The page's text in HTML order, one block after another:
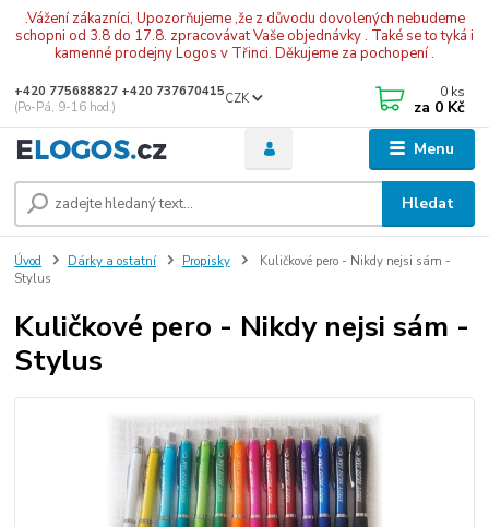
.Vážení zákazníci, Upozorňujeme ,že z důvodu dovolených nebudeme
schopni od 3.8 do 17.8. zpracovávat Vaše objednávky . Také se to tyká i
kamenné prodejny Logos v Třinci. Děkujeme za pochopení .
Menu
CZK
Hledat
+420 775688827 +420 737670415
(Po-Pá, 9-16 hod.)
0 ks
za 0 Kč
Úvod Dárky a ostatní Propisky
Kuličkové pero - Nikdy nejsi sám -
Stylus
Kuličkové pero - Nikdy nejsi sám -
Stylus